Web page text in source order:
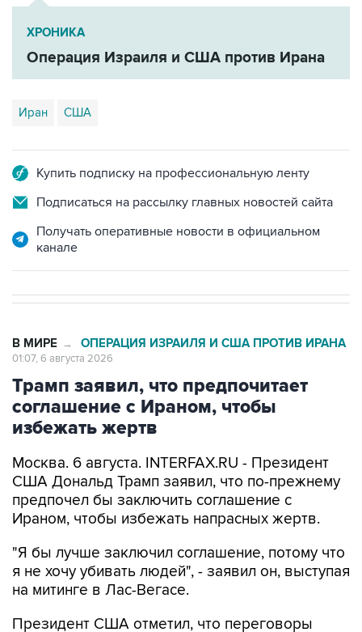
ХРОНИКА
Операция Израиля и США против Ирана
Иран США
Купить подписку на профессиональную ленту
Подписаться на рассылку главных новостей сайта
Получать оперативные новости в официальном
канале
В МИРЕ → ОПЕРАЦИЯ ИЗРАИЛЯ И США ПРОТИВ ИРАНА
01:07, 6 августа 2026
Трамп заявил, что предпочитает
соглашение с Ираном, чтобы
избежать жертв
Москва. 6 августа. INTERFAX.RU - Президент
США Дональд Трамп заявил, что по-прежнему
предпочел бы заключить соглашение с
Ираном, чтобы избежать напрасных жертв.
"Я бы лучше заключил соглашение, потому что
я не хочу убивать людей", - заявил он, выступая
на митинге в Лас-Вегасе.
Президент США отметил, что переговоры